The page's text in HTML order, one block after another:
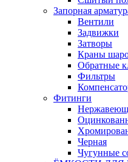
Запорная
Вентили
Задвижки
Затворы
Краны
Обратные
Фильтры
Фитинги
Черная
Чугунные